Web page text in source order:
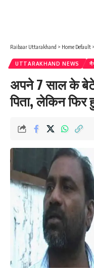
Raibaar Uttarakhand > Home Default >
UTTARAKHAND NEWS
अपने 7 साल के
पिता, लेकिन